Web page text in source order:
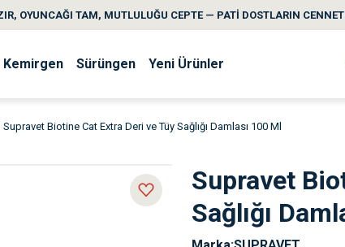
OYUNCAĞI TAM, MUTLULUĞU CEPTE — PATİ DOSTLARIN
Kemirgen Sürüngen Yeni Ürünler
Supravet Biotine Cat Extra Deri ve Tüy Sağlığı Damlası 100 Ml
Supravet
Sağlığı